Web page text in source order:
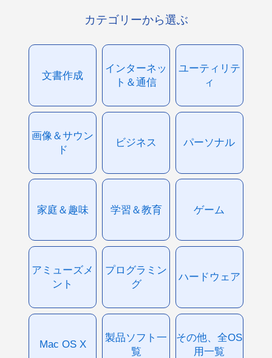
カテゴリーから選ぶ
文書作成
インターネッ
ト＆通信
ユーティリテ
ィ
画像＆サウン
ド
ビジネス パーソナル
家庭＆趣味 学習＆教育 ゲーム
アミューズメ
ント
プログラミン
グ
ハードウェア
Mac OS X
製品ソフト一
覧
その他、全OS
用一覧